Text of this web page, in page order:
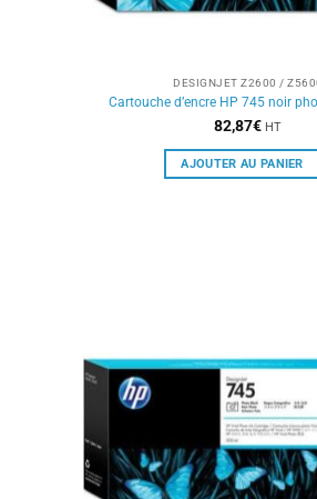
DESIGNJET Z2600 /
Cartouche d’encre HP 745 noir
82,87€ HT
AJOUTER AU PANIER